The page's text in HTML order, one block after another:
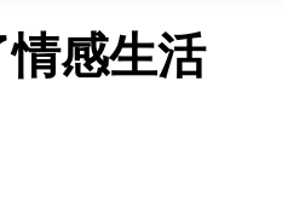
感生活